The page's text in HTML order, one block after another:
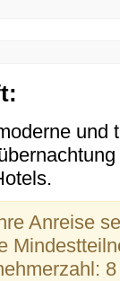
und
Anreise